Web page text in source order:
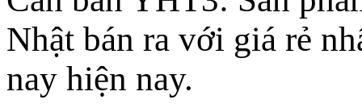
Nhật bán ra với giá rẻ
nay hiện nay.